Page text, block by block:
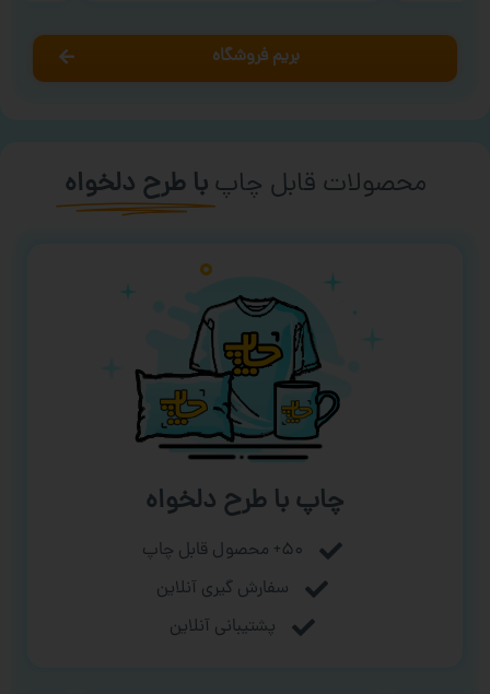
بریم فروشگاه
محصولات قابل چاپ با طرح دلخواه
چاپ با طرح دلخواه
۵۰+ محصول قابل چاپ
سفارش گیری آنلاین
پشتیبانی آنلاین